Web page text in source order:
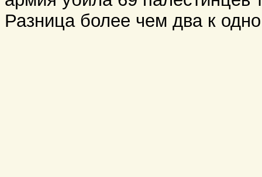
Разница более чем два к